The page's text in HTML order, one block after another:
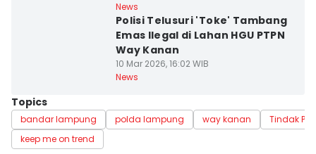
News
Polisi Telusuri 'Toke' Tambang
Emas Ilegal di Lahan HGU PTPN
Way Kanan
10 Mar 2026, 16:02 WIB
News
Topics
bandar lampung polda lampung way kanan
Tindak
keep me on trend